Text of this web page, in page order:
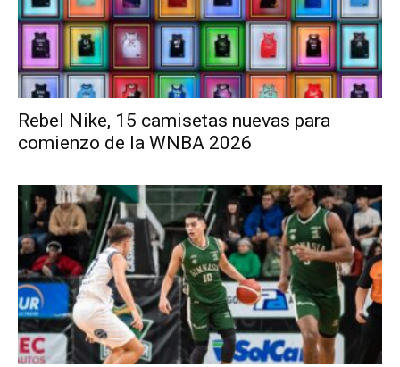
Rebel Nike, 15 camisetas nuevas para
comienzo de la WNBA 2026